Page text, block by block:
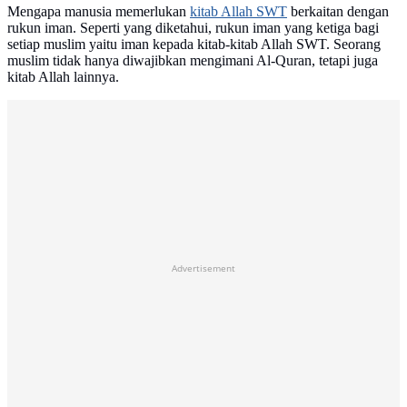
Mengapa manusia memerlukan kitab Allah SWT berkaitan dengan
rukun iman. Seperti yang diketahui, rukun iman yang ketiga bagi
setiap muslim yaitu iman kepada kitab-kitab Allah SWT. Seorang
muslim tidak hanya diwajibkan mengimani Al-Quran, tetapi juga
kitab Allah lainnya.
Advertisement